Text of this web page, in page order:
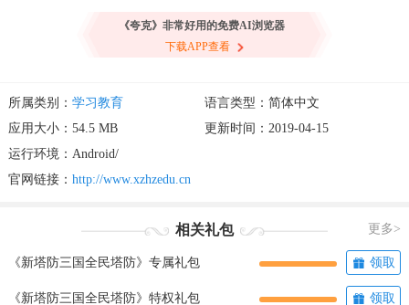
《夸克》非常好用的免费AI浏览器
下载APP查看
所属类别： 学习教育
语言类型：简体中文
应用大小：54.5 MB
更新时间：2019-04-15
运行环境：Android/
官网链接： http://www.xzhzedu.cn
更多>
相关礼包
领取
《新塔防三国全民塔防》专属礼包
领取
《新塔防三国全民塔防》特权礼包